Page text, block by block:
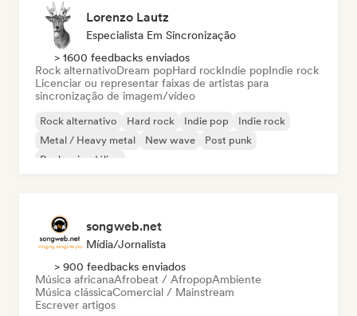
Lorenzo Lautz
Especialista Em Sincronização
> 1600 feedbacks enviados
Rock alternativoDream popHard rockIndie popIndie rock
Licenciar ou representar faixas de artistas para
sincronização de imagem/vídeo
Rock alternativo Hard rock Indie pop
Indie rock
Metal / Heavy metal
New wave
Post punk
Rock psicodélico
songweb.net
Mídia/Jornalista
> 900 feedbacks enviados
Música africanaAfrobeat / AfropopAmbiente
Música clássicaComercial / Mainstream
Escrever artigos